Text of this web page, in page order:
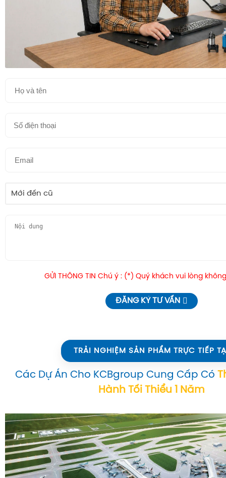
Mới đến cũ
GỬI THÔNG TIN Chú ý : (*) Quý khách vui lòng
ĐĂNG KÝ TƯ VẤN
TRẢI NGHIỆM SẢN PHẨM TRỰC TIẾP
Các Dự Án Cho KCBgroup Cung Cấp Có
Hành Tối Thiểu 1 Năm